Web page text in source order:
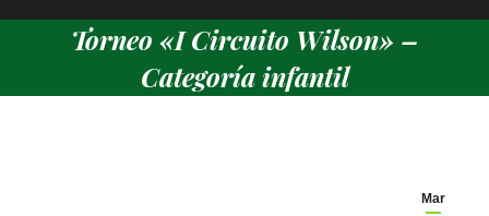
Torneo «I Circuito Wilson» –
Categoría infantil
Mar